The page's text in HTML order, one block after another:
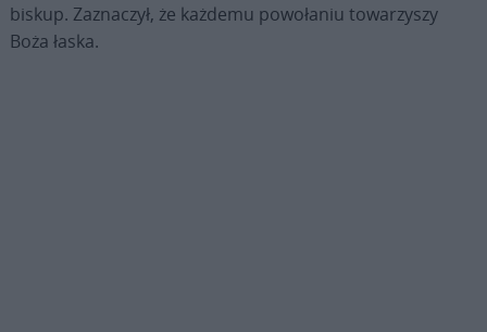
biskup. Zaznaczył, że każdemu powołaniu towarzyszy
Boża łaska.